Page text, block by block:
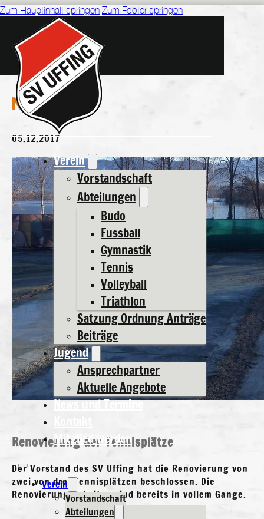
Zum Hauptinhalt springen Zum Footer springen
Verein
Vorstandschaft
Abteilungen
Budo
Fussball
Gymnastik
Tennis
Volleyball
Triathlon
Satzung Ordnung Anträge
Beiträge
Jugend
Ansprechpartner
Aktuelle Angebote
News und Termine
Mitglied werden
Verein
Vorstandschaft
Abteilungen
NEWS
05.12.2017
Renovierung der Tennisplätze
Der Vorstand des SV Uffing hat die Renovierung von
zwei von drei Tennisplätzen beschlossen. Die
Renovierungsarbeiten sind bereits in vollem Gange.